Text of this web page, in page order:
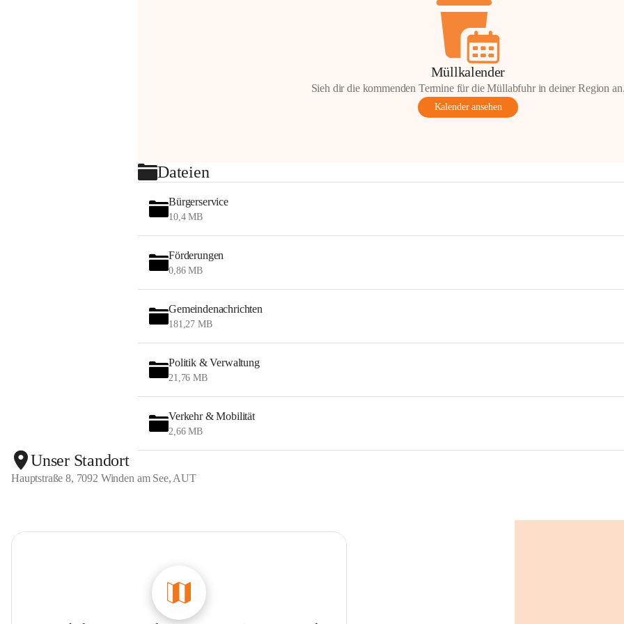
Müllkalender
Sieh dir die kommenden Termine für die Müllabfuhr in deiner Region
Kalender ansehen
Dateien
Bürgerservice
10,4 MB
Förderungen
0,86 MB
Gemeindenachrichten
181,27 MB
Politik & Verwaltung
21,76 MB
Verkehr & Mobilität
2,66 MB
Unser Standort
Hauptstraße 8, 7092 Winden am See, AUT